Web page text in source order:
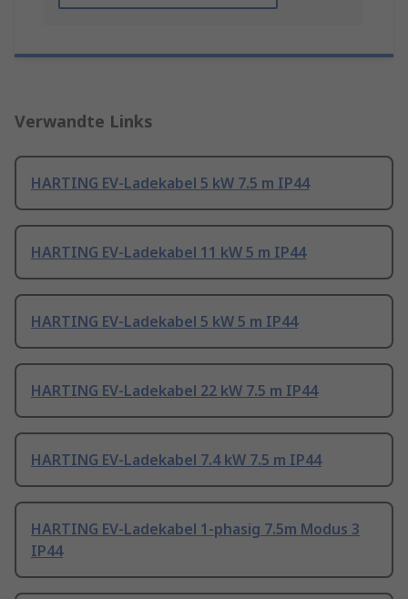
Verwandte Links
HARTING EV-Ladekabel 5 kW 7.5 m IP44
HARTING EV-Ladekabel 11 kW 5 m IP44
HARTING EV-Ladekabel 5 kW 5 m IP44
HARTING EV-Ladekabel 22 kW 7.5 m IP44
HARTING EV-Ladekabel 7.4 kW 7.5 m IP44
HARTING EV-Ladekabel 1-phasig 7.5m Modus 3
IP44